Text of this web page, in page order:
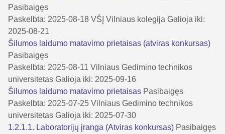
Pasibaigęs
Paskelbta: 2025-08-18 VŠĮ Vilniaus kolegija Galioja iki:
2025-08-21
Šilumos laidumo matavimo prietaisas (atviras konkursas)
Pasibaigęs
Paskelbta: 2025-08-11 Vilniaus Gedimino technikos
universitetas Galioja iki: 2025-09-16
Šilumos laidumo matavimo prietaisas Pasibaigęs
Paskelbta: 2025-07-25 Vilniaus Gedimino technikos
universitetas Galioja iki: 2025-07-30
1.2.1.1. Laboratorijų įranga (Atviras konkursas) Pasibaigęs